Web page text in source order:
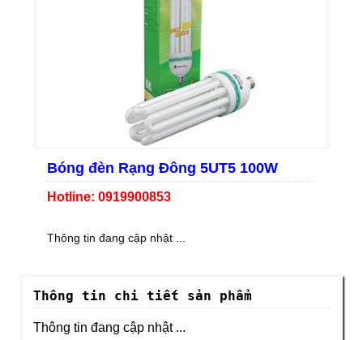
Bóng đèn Rạng Đông 5UT5 100W
Hotline: 0919900853
Thông tin đang cập nhật ...
Thông tin chi tiết sản phẩm
Thông tin đang cập nhật ...